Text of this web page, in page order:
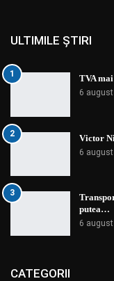
ULTIMILE ȘTIRI
1 TVA
6
2 Victor
6
3
putea…
6
CATEGORII